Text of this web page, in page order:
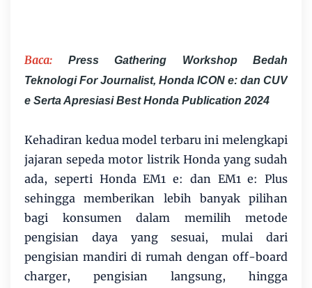
Baca:
Press Gathering Workshop Bedah
Teknologi For Journalist, Honda ICON e: dan CUV
e Serta Apresiasi Best Honda Publication 2024
Kehadiran kedua model terbaru ini melengkapi
jajaran sepeda motor listrik Honda yang sudah
ada, seperti Honda EM1 e: dan EM1 e: Plus
sehingga memberikan lebih banyak pilihan
bagi konsumen dalam memilih metode
pengisian daya yang sesuai, mulai dari
pengisian mandiri di rumah dengan off-board
charger, pengisian langsung, hingga